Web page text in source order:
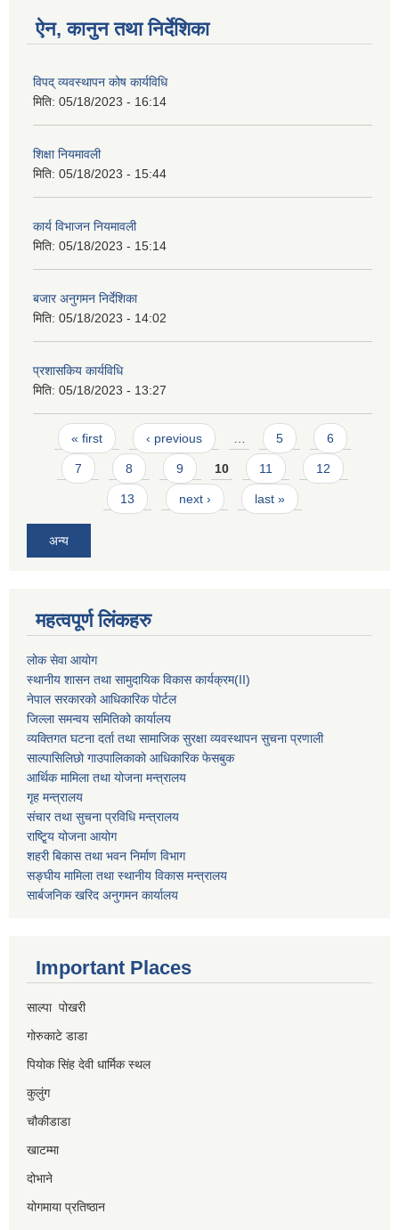
ऐन, कानुन तथा निर्देशिका
विपद् व्यवस्थापन कोष कार्यविधि
मिति: 05/18/2023 - 16:14
शिक्षा नियमावली
मिति: 05/18/2023 - 15:44
कार्य विभाजन नियमावली
मिति: 05/18/2023 - 15:14
बजार अनुगमन निर्देशिका
मिति: 05/18/2023 - 14:02
प्रशासकिय कार्यविधि
मिति: 05/18/2023 - 13:27
Pages
« first ‹ previous … 5 6
7 8 9 10 11 12
13 next › last »
अन्य
महत्वपूर्ण लिंकहरु
लोक सेवा आयोग
स्थानीय शासन तथा सामुदायिक विकास कार्यक्रम(II)
नेपाल सरकारको आधिकारिक पोर्टल
जिल्ला समन्वय समितिको कार्यालय
व्यक्तिगत घटना दर्ता तथा सामाजिक सुरक्षा व्यवस्थापन सुचना प्रणाली
साल्पासिलिछो गाउपालिकाको आधिकारिक फेसबुक
आर्थिक मामिला तथा योजना मन्त्रालय
गृह मन्त्रालय
संचार तथा सुचना प्रविधि मन्त्रालय
राष्टि्ृय योजना आयोग
शहरी बिकास तथा भवन निर्माण विभाग
सङ्घीय मामिला तथा स्थानीय विकास मन्त्रालय
सार्बजनिक खरिद अनुगमन कार्यालय
Important Places
साल्पा पोखरी
गोरुकाटे डाडा
पियोक सिंह देवी धार्मिक स्थल
कुलुंग
चौकीडाडा
खाटम्मा
दोभाने
योगमाया प्रतिष्ठान